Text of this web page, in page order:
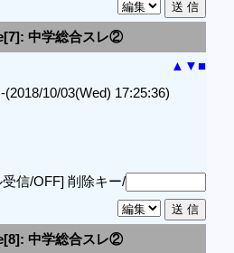
中学総合スレ②
▲ ▼■
10/03(Wed) 17:25:36)
信/OFF] 削除キー/
中学総合スレ②